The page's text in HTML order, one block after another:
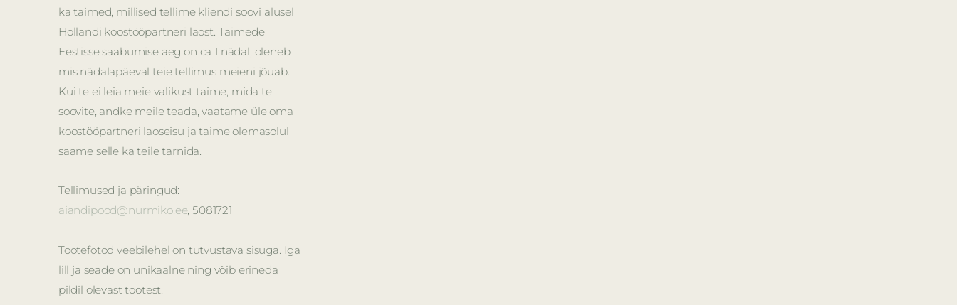
ka taimed, millised tellime kliendi soovi alusel
Hollandi koostööpartneri laost. Taimede
Eestisse saabumise aeg on ca 1 nädal, oleneb
mis nädalapäeval teie tellimus meieni jõuab.
Kui te ei leia meie valikust taime, mida te
soovite, andke meile teada, vaatame üle oma
koostööpartneri laoseisu ja taime olemasolul
saame selle ka teile tarnida.
Tellimused ja päringud:
aiandipood@nurmiko.ee, 5081721
Tootefotod veebilehel on tutvustava sisuga. Iga
lill ja seade on unikaalne ning võib erineda
pildil olevast tootest.